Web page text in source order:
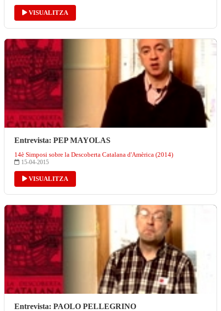
VISUALITZA
Entrevista: PEP MAYOLAS
14è Simposi sobre la Descoberta Catalana d'Amèrica (2014)
15-04-2015
VISUALITZA
Entrevista: PAOLO PELLEGRINO